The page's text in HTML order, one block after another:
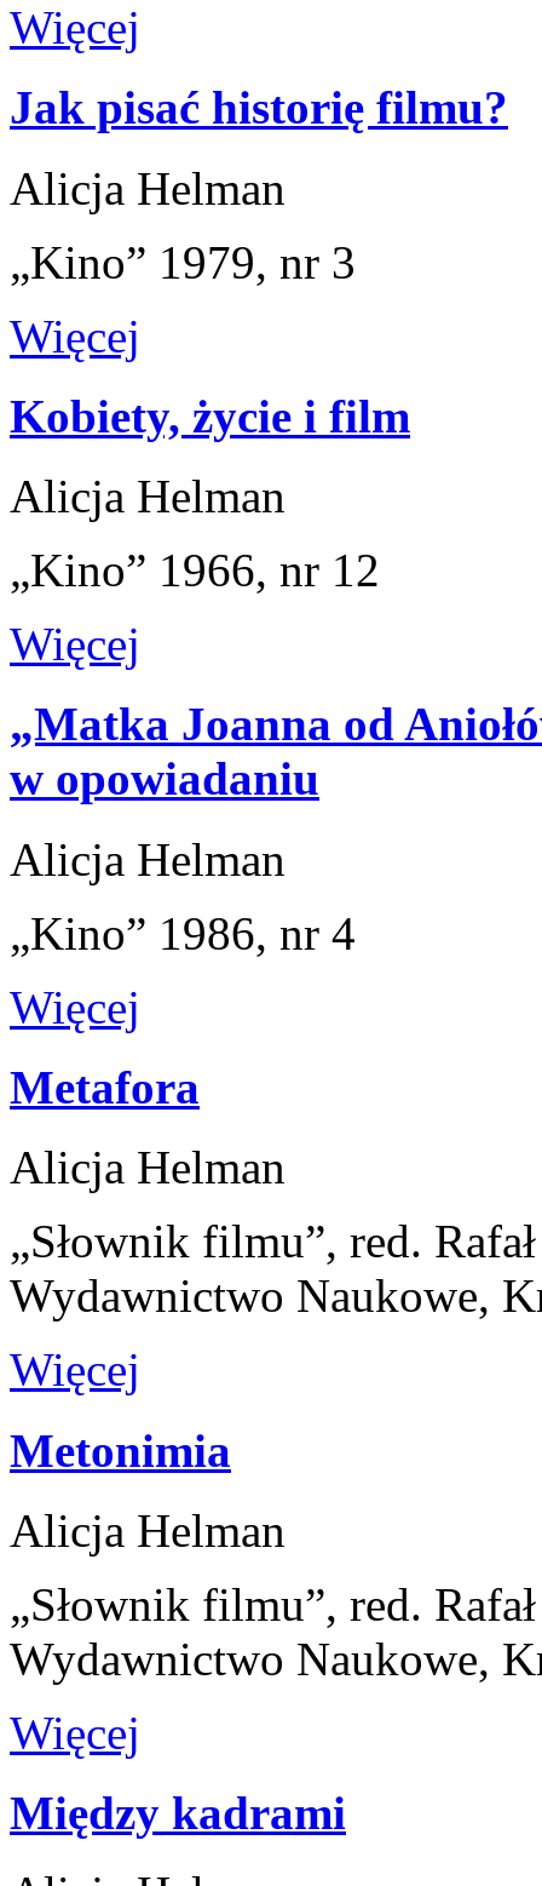
Więcej
Jak pisać historię filmu?
Alicja Helman
„Kino” 1979, nr 3
Więcej
Kobiety, życie i film
Alicja Helman
„Kino” 1966, nr 12
Więcej
„Matka Joanna od
w opowiadaniu
Alicja Helman
„Kino” 1986, nr 4
Więcej
Metafora
Alicja Helman
„Słownik filmu”, red.
Wydawnictwo Naukowe,
Więcej
Metonimia
Alicja Helman
„Słownik filmu”, red.
Wydawnictwo Naukowe,
Więcej
Między kadrami